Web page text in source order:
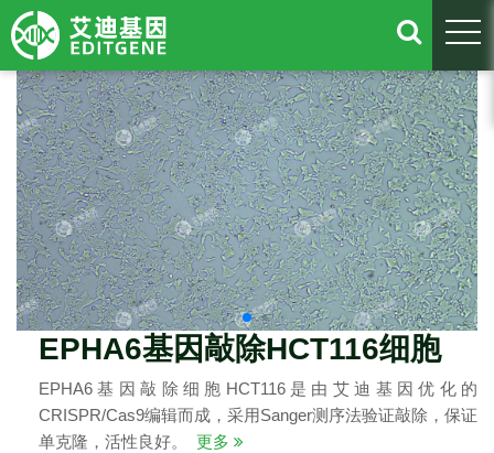
EPHA6基因敲除HCT116细胞
EPHA6基因敲除细胞HCT116是由艾迪基因优化的
CRISPR/Cas9编辑而成，采用Sanger测序法验证敲除，保证
单克隆，活性良好。
更多